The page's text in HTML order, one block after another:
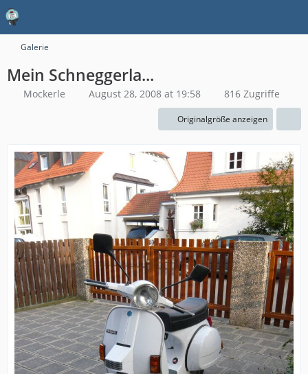
Galerie
Mein Schneggerla...
Mockerle August 28, 2008 at 19:58 816 Zugriffe
Originalgröße anzeigen